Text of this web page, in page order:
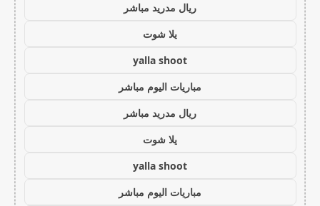
ريال مدريد مباشر
يلا شوت
yalla shoot
مباريات اليوم مباشر
ريال مدريد مباشر
يلا شوت
yalla shoot
مباريات اليوم مباشر